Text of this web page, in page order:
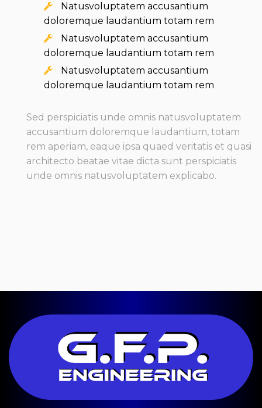
Natusvoluptatem accusantium
doloremque laudantium totam rem
Natusvoluptatem accusantium
doloremque laudantium totam rem
Natusvoluptatem accusantium
doloremque laudantium totam rem
Sed perspiciatis unde omnis natusvoluptatem
accusantium doloremque laudantium, totam
rem aperiam, eaque ipsa quaed veritatis et quasi
architecto beatae vitae dicta sunt perspiciatis
unde omnis natusvoluptatem explicabo.